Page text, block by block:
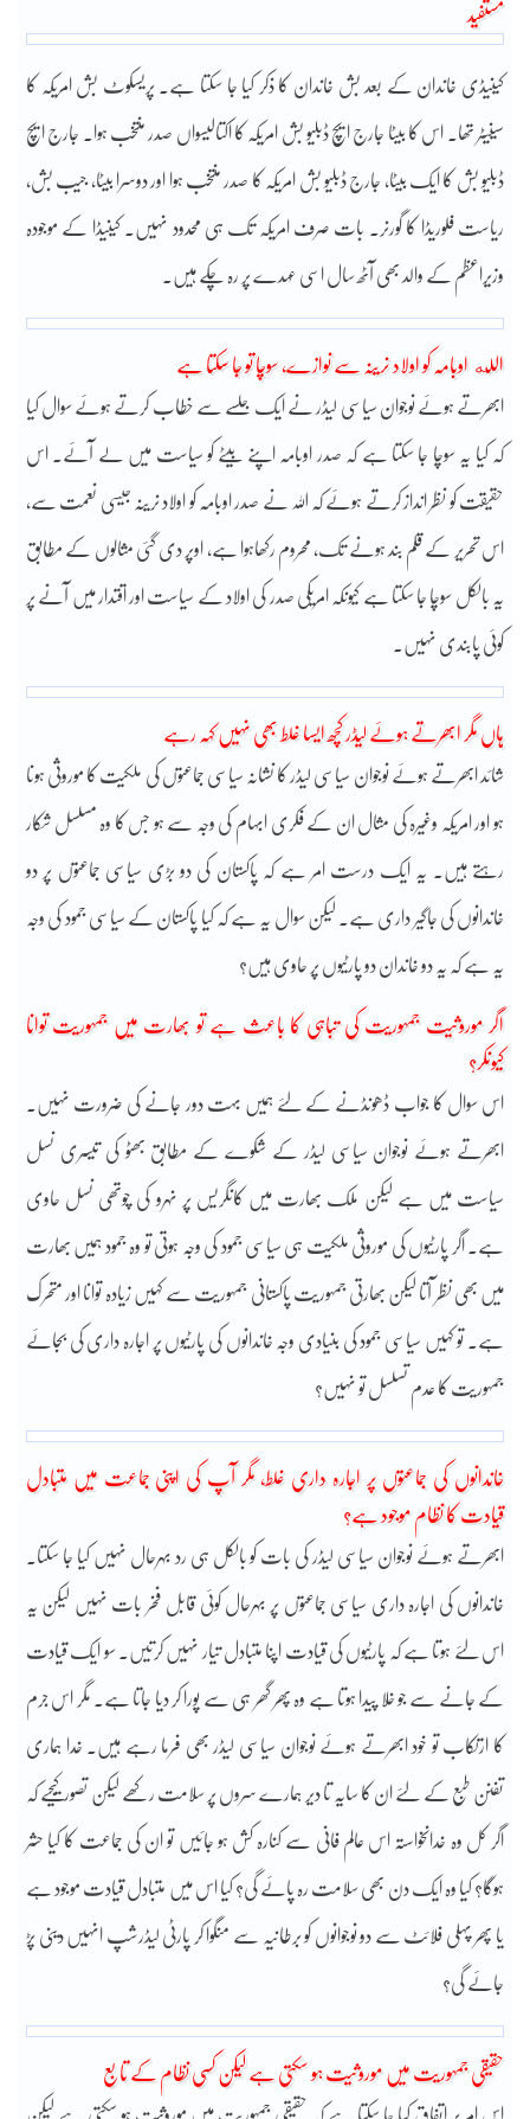
مستفید
کینیڈی خاندان کے بعد بش خاندان کا ذکر کیا جا سکتا ہے۔ پریسکوٹ بش امریکہ کا
سینیٹر تھا۔ اس کا بیٹا جارج ایچ ڈبلیو بش امریکہ کا اکتالیسواں صدر منتخب ہوا۔ جارج ایچ
ڈبلیو بش کا ایک بیٹا، جارج ڈبلیو بش امریکہ کا صدر منتخب ہوا اور دوسرا بیٹا، جیب بش،
ریاست فلوریڈا کا گورنر۔ بات صرف امریکہ تک ہی محدود نہیں۔ کینیڈا کے موجودہ
وزیراعظم کے والد بھی آٹھ سال اسی عہدے پر رہ چکے ہیں۔
الله اوبامہ کو اولاد نرینہ سے نوازے، سوچا تو جا سکتا ہے
ابھرتے ہوئے نوجوان سیاسی لیڈر نے ایک جلسے سے خطاب کرتے ہوئے سوال کیا
کہ کیا یہ سوچا جا سکتا ہے کہ صدر اوبامہ اپنے بیٹے کو سیاست میں لے آئے۔ اس
حقیقت کو نظر انداز کرتے ہوئے کہ اللہ نے صدر اوبامہ کو اولاد نرینہ جیسی نعمت سے،
اس تحریر کے قلم بند ہونے تک، محروم رکھاہوا ہے، اوپر دی گئی مثالوں کے مطابق
یہ بالکل سوچا جا سکتا ہے کیونکہ امریکی صدر کی اولاد کے سیاست اور اقتدار میں آنے پر
کوئی پابندی نہیں۔
ہاں مگر ابھرتے ہوئے لیڈر کچھ ایسا غلط بھی نہیں کہہ رہے
شائد ابھرتے ہوئے نوجوان سیاسی لیڈر کا نشانہ سیاسی جماعتوں کی ملکیت کا موروثی ہونا
ہو اور امریکہ وغیرہ کی مثال ان کے فکری ابہام کی وجہ سے ہو جس کا وہ مسلسل شکار
رہتے ہیں۔ یہ ایک درست امر ہے کہ پاکستان کی دو بڑی سیاسی جماعتوں پر دو
خاندانوں کی جاگیر داری ہے۔ لیکن سوال یہ ہے کہ کیا پاکستان کے سیاسی جمود کی وجہ
یہ ہے کہ یہ دو خاندان دو پارٹیوں پر حاوی ہیں؟
اگر موروثیت جمہوریت کی تباہی کا باعث ہے تو بھارت میں جمہوریت توانا
کیونکر؟
اس سوال کا جواب ڈھونڈنے کے لئے ہمیں بہت دور جانے کی ضرورت نہیں۔
ابھرتے ہوئے نوجوان سیاسی لیڈر کے شکوے کے مطابق بھٹو کی تیسری نسل
سیاست میں ہے لیکن ملک بھارت میں کانگریس پر نہرو کی چوتھی نسل حاوی
ہے۔ اگر پارٹیوں کی موروثی ملکیت ہی سیاسی جمود کی وجہ ہوتی تو وہ جمود ہمیں بھارت
میں بھی نظر آتا لیکن بھارتی جمہوریت پاکستانی جمہوریت سے کہیں زیادہ توانا اور متحرک
ہے۔ تو کہیں سیاسی جمود کی بنیادی وجہ خاندانوں کی پارٹیوں پر اجارہ داری کی بجائے
جمہوریت کا عدم تسلسل تو نہیں؟
خاندانوں کی جماعتوں پر اجارہ داری غلط، مگر آپ کی اپنی جماعت میں متبادل
قیادت کا نظام موجود ہے؟
ابھرتے ہوئے نوجوان سیاسی لیڈر کی بات کو بالکل ہی رد بہرحال نہیں کیا جا سکتا۔
خاندانوں کی اجارہ داری سیاسی جماعتوں پر بہرحال کوئی قابل فخر بات نہیں لیکن یہ
اس لئے ہوتا ہے کہ پارٹیوں کی قیادت اپنا متبادل تیار نہیں کرتیں۔ سو ایک قیادت
کے جانے سے جو خلا پیدا ہوتا ہے وہ پھر گھر ہی سے پورا کر دیا جاتا ہے۔ مگر اس جرم
کا ارتکاب تو خود ابھرتے ہوئے نوجوان سیاسی لیڈر بھی فرما رہے ہیں۔ خدا ہماری
تفنن طبع کے لئے ان کا سایہ تا دیر ہمارے سروں پر سلامت رکھے لیکن تصور کیجیے کہ
اگر کل وہ خدانخواستہ اس عالم فانی سے کنارہ کش ہو جائیں تو ان کی جماعت کا کیا حشر
ہوگا؟ کیا وہ ایک دن بھی سلامت رہ پائے گی؟ کیا اس میں متبادل قیادت موجود ہے
یا پھر پہلی فلائٹ سے دو نوجوانوں کو برطانیہ سے منگوا کر پارٹی لیڈرشپ انہیں دینی پڑ
جائے گی؟
حقیقی جمہوریت میں موروثیت ہو سکتی ہے لیکن کسی نظام کے تابع
اس امر پر اتفاق کیا جا سکتا ہے کہ حقیقی جمہوریت میں موروثیت ہو سکتی ہے لیکن